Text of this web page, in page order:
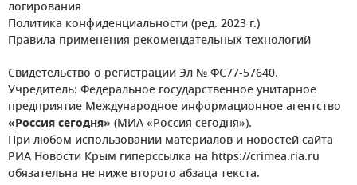
логирования
Политика конфиденциальности (ред. 2023 г.)
Правила применения рекомендательных технологий
Свидетельство о регистрации Эл № ФС77-57640.
Учредитель: Федеральное государственное унитарное
предприятие Международное информационное агентство
«Россия сегодня» (МИА «Россия сегодня»).
При любом использовании материалов и новостей сайта
РИА Новости Крым гиперссылка на https://crimea.ria.ru
обязательна не ниже второго абзаца текста.